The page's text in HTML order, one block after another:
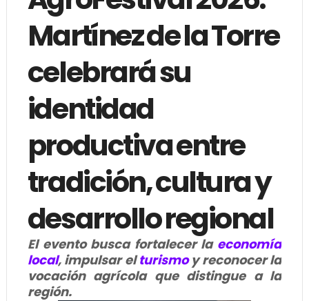
Martínez de la Torre
celebrará su
identidad
productiva entre
tradición, cultura y
desarrollo regional
El evento busca fortalecer la economía
local, impulsar elturismoy reconocer la
vocación agrícola que distingue a la
región.